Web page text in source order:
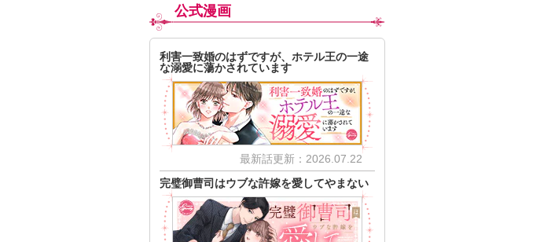
公式漫画
利害一致婚のはずですが、ホテル王の一途
な溺愛に蕩かされています
最新話更新：2026.07.22
完璧御曹司はウブな許嫁を愛してやまない